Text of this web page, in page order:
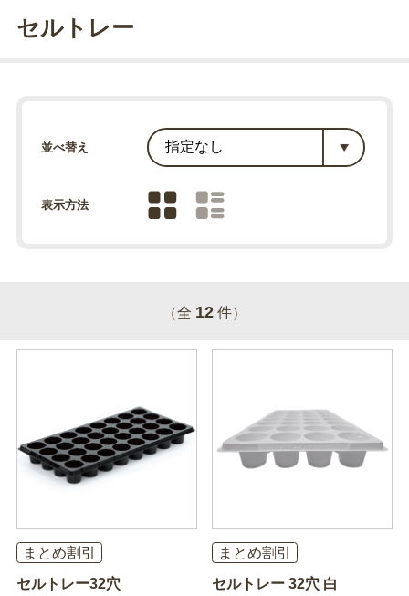
セルトレー
並べ替え
表示方法
（全 12 件）
まとめ割引
セルトレー32穴
まとめ割引
セルトレー 32穴 白